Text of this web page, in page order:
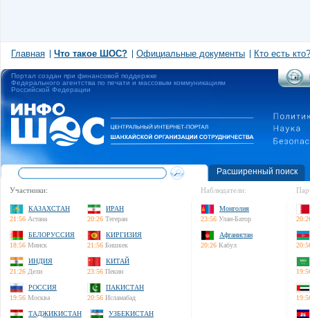
Главная Что такое ШОС? Официальные документы Кто есть кто?
Портал создан при финансовой поддержке
Федерального агентства по печати и массовым коммуникациям
Российской Федерации
Расширенный поиск
Участники:
КАЗАХСТАН
21:56 Астана
ИРАН
20:26 Тегеран
БЕЛОРУССИЯ
18:56 Минск
КИРГИЗИЯ
21:56 Бишкек
ИНДИЯ
21:26 Дели
КИТАЙ
23:56 Пекин
РОССИЯ
19:56 Москва
ПАКИСТАН
20:56 Исламабад
ТАДЖИКИСТАН
УЗБЕКИСТАН
Наблюдатели:
Монголия
23:56 Улан-Батор
Афганистан
20:26 Кабул